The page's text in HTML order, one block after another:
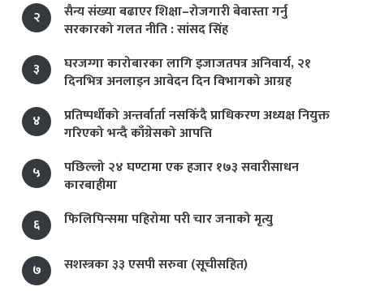
२
सैन्य संख्या बढाएर शिक्षा–रोजगारी बेवास्ता गर्नु
सरकारको गलत नीति : सांसद सिंह
३
घरजग्गा कारोबारका लागि इजाजतपत्र अनिवार्य, २१
दिनभित्र अनलाइन आवेदन दिन विभागको आग्रह
४
प्रतिष्पर्धीको अन्तर्वार्ता नसकिँदै प्राधिकरण अध्यक्ष नियुक्त
गरिएको भन्दै काँग्रेसको आपत्ति
५
पछिल्लो २४ घण्टामा एक हजार १७३ सवारीसाधन
कारबाहीमा
६
फिलिपिन्समा पहिरोमा परी चार जनाको मृत्यु
७ सशस्त्रका ३३ एसपी सरुवा (सूचीसहित)